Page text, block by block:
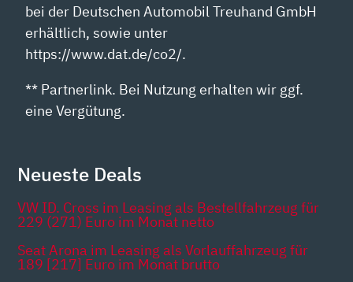
bei der Deutschen Automobil Treuhand GmbH
erhältlich, sowie unter
https://www.dat.de/co2/.
** Partnerlink. Bei Nutzung erhalten wir ggf.
eine Vergütung.
Neueste Deals
VW ID. Cross im Leasing als Bestellfahrzeug für
229 (271) Euro im Monat netto
Seat Arona im Leasing als Vorlauffahrzeug für
189 [217] Euro im Monat brutto